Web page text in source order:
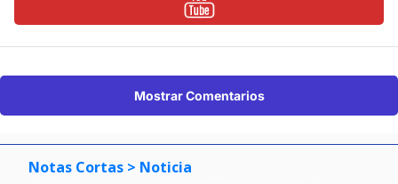
Mostrar Comentarios
Notas Cortas > Noticia